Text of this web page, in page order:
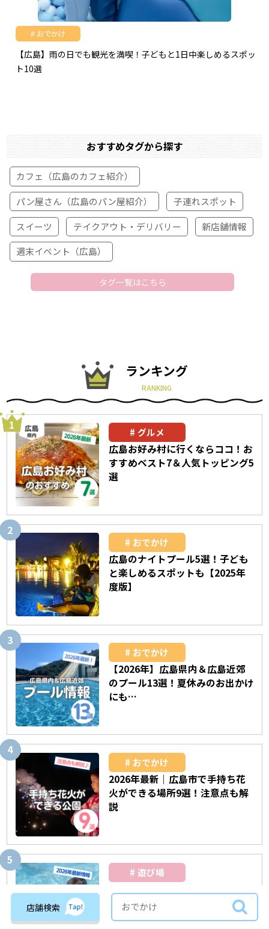
おでかけ
【広島】雨の日でも観光を満喫！子どもと1日中楽しめるスポッ
ト10選
おすすめタグから探す
カフェ（広島のカフェ紹介）
パン屋さん（広島のパン屋紹介）
子連れスポット
スイーツ
テイクアウト・デリバリー
新店舗情報
週末イベント（広島）
タグ一覧はこちら
ランキング
RANKING
グルメ
広島お好み村に行くならココ！お
すすめベスト7＆人気トッピング5
選
おでかけ
広島のナイトプール5選！子ども
と楽しめるスポットも【2025年
度版】
おでかけ
【2026年】広島県内＆広島近郊
のプール13選！夏休みのお出かけ
にも…
おでかけ
2026年最新｜広島市で手持ち花
火ができる場所9選！注意点も解
説
遊び場
ル10選！人気のスライダーも♡
店舗検索